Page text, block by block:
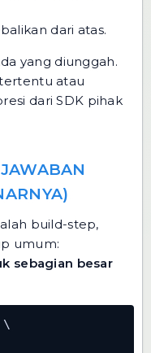
dari atas.
yang diunggah.
atau
dari SDK pihak
build-step,
umum:
sebagian besar
\